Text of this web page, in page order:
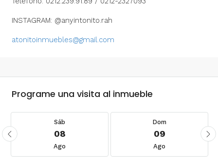
INSTAGRAM: @anyintonito.rah
atonitoinmuebles@gmail.com
Programe una visita al inmueble
Sáb
08
Ago
Dom
09
Ago